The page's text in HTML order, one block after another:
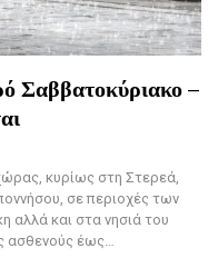
Σαββατοκύριακο –
κυρίως στη Στερεά,
σε περιοχές των
αλλά και στα νησιά του
ασθενούς έως…